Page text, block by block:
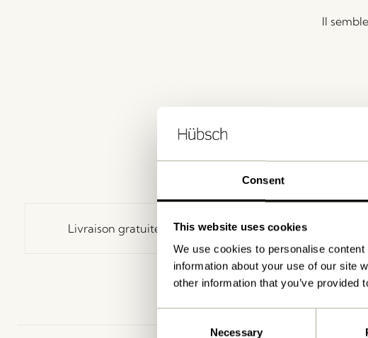
Consent
This website uses cookies
We use cookies to personalise
information about your use of our site
other information that you’ve
Necessary
Il
Livraison gratuite à partir de499 DKK *